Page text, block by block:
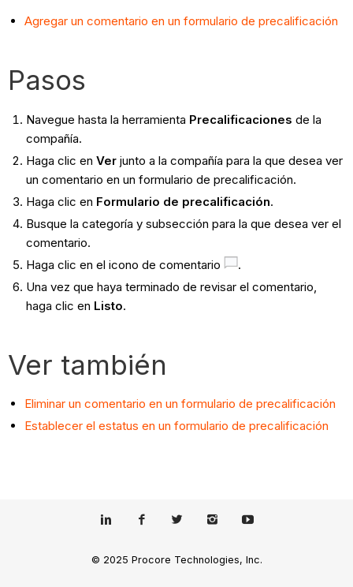
Agregar un comentario en un formulario de precalificación
Pasos
Navegue hasta la herramienta Precalificaciones de la
compañía.
Haga clic en Verjunto a la compañía para la que desea ver
un comentario en un formulario de precalificación.
Haga clic en Formulario de precalificación.
Busque la categoría y subsección para la que desea ver el
comentario.
Haga clic en el icono de comentario
.
Una vez que haya terminado de revisar el comentario,
haga clic en Listo.
Ver también
Eliminar un comentario en un formulario de precalificación
Establecer el estatus en un formulario de precalificación
© 2025 Procore Technologies, Inc.